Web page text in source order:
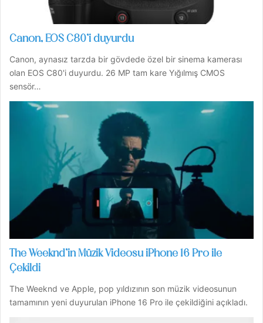
Canon, EOS C80’i duyurdu
Canon, aynasız tarzda bir gövdede özel bir sinema kamerası
olan EOS C80'i duyurdu. 26 MP tam kare Yığılmış CMOS
sensör…
The Weeknd’in Müzik Videosu iPhone 16 Pro ile
Çekildi
The Weeknd ve Apple, pop yıldızının son müzik videosunun
tamamının yeni duyurulan iPhone 16 Pro ile çekildiğini açıkladı.